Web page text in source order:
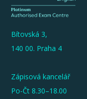
Bítovská 3,
140 00. Praha 4
Zápisová kancelář
Po-Čt 8.30–18.00